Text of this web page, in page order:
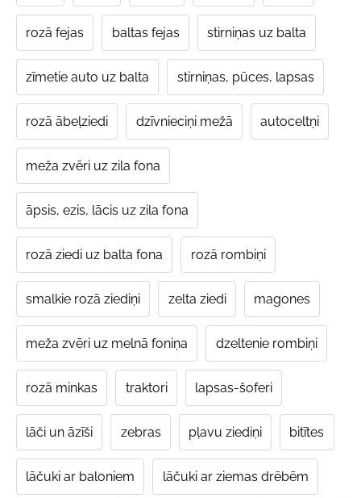
rozā fejas baltas fejas stirniņas uz balta
zīmetie auto uz balta stirniņas, pūces, lapsas
rozā ābeļziedi dzīvnieciņi mežā autoceltņi
meža zvēri uz zila fona
āpsis, ezis, lācis uz zila fona
rozā ziedi uz balta fona rozā rombiņi
smalkie rozā ziediņi zelta ziedi magones
meža zvēri uz melnā foniņa dzeltenie rombiņi
rozā minkas traktori lapsas-šoferi
lāči un āzīši zebras pļavu ziediņi bitītes
lāčuki ar baloniem lāčuki ar ziemas drēbēm